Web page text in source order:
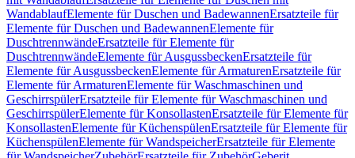
WandablaufElemente für Duschen und BadewannenErsatzteile für
Elemente für Duschen und BadewannenElemente für
DuschtrennwändeErsatzteile für Elemente für
DuschtrennwändeElemente für AusgussbeckenErsatzteile für
Elemente für AusgussbeckenElemente für ArmaturenErsatzteile für
Elemente für ArmaturenElemente für Waschmaschinen und
GeschirrspülerErsatzteile für Elemente für Waschmaschinen und
GeschirrspülerElemente für KonsollastenErsatzteile für Elemente für
KonsollastenElemente für KüchenspülenErsatzteile für Elemente für
KüchenspülenElemente für WandspeicherErsatzteile für Elemente